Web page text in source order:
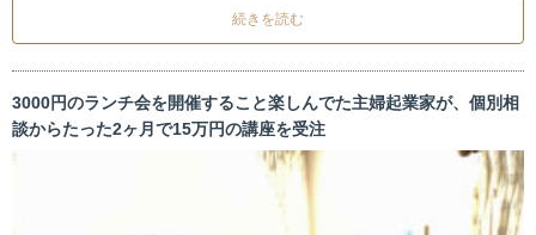
続きを読む
3000円のランチ会を開催すること楽しんでた主婦起業家が、個別相
談からたった2ヶ月で15万円の講座を受注